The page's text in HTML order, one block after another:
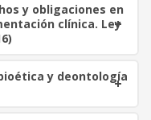
e
r
2
:
1
y obligaciones en
clínica. Ley
y deontología